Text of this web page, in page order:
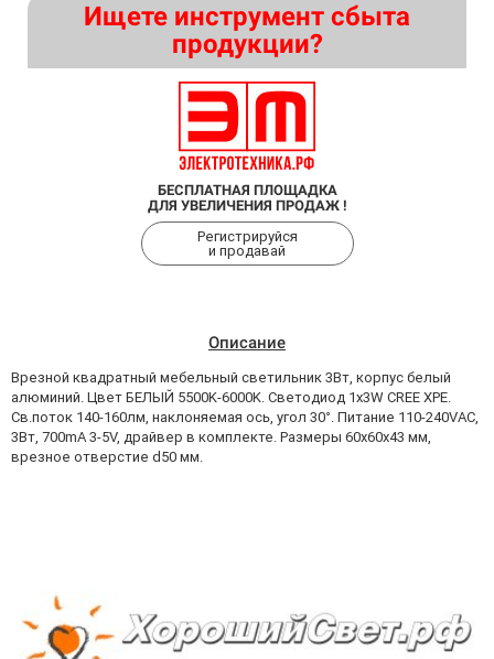
Ищете инструмент сбыта
продукции?
БЕСПЛАТНАЯ ПЛОЩАДКА
ДЛЯ УВЕЛИЧЕНИЯ ПРОДАЖ !
Регистрируйся
и продавай
Описание
Врезной квадратный мебельный светильник 3Вт, корпус белый
алюминий. Цвет БЕЛЫЙ 5500K-6000K. Светодиод 1х3W CREE XPE.
Св.поток 140-160лм, наклоняемая ось, угол 30°. Питание 110-240VAC,
3Вт, 700mA 3-5V, драйвер в комплекте. Размеры 60x60x43 мм,
врезное отверстие d50 мм.